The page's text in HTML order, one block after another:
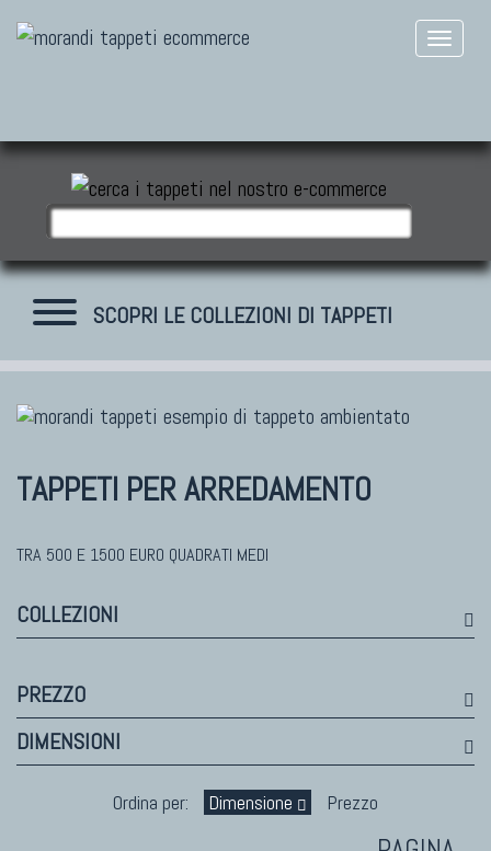
SCOPRI LE COLLEZIONI DI TAPPETI
TAPPETI MODERNI
Himalayan
Kala Laie
Tappeti Moderni Collezione Morandi
TAPPETI DI DESIGN D'ARTE
Marco Nereo Rotelli
Daniela Marchetti
TAPPETI PER ARREDAMENTO
TRA 500 E 1500 EURO QUADRATI MEDI
COLLEZIONI
PREZZO
DIMENSIONI
Ordina per: Dimensione Prezzo